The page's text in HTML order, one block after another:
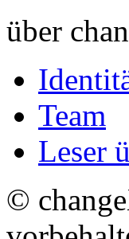
über
Team
Leser
©